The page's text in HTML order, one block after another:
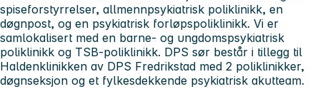
spiseforstyrrelser, allmennpsykiatrisk poliklinikk, en
døgnpost, og en psykiatrisk forløpspoliklinikk. Vi er
samlokalisert med en barne- og ungdomspsykiatrisk
poliklinikk og TSB-poliklinikk. DPS sør består i tillegg til
Haldenklinikken av DPS Fredrikstad med 2 poliklinikker,
døgnseksjon og et fylkesdekkende psykiatrisk akutteam.